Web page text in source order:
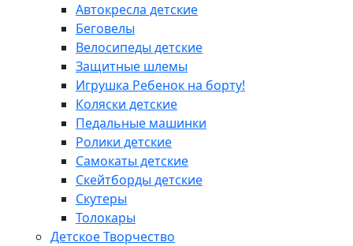
Автокресла детские
Беговелы
Велосипеды детские
Защитные шлемы
Игрушка Ребенок на борту!
Коляски детские
Педальные машинки
Ролики детские
Самокаты детские
Скейтборды детские
Скутеры
Толокары
Детское Творчество